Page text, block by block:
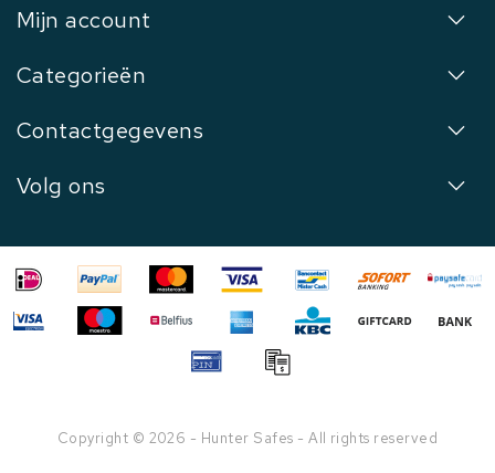
Mijn account
Categorieën
Contactgegevens
Volg ons
Copyright © 2026 - Hunter Safes - All rights reserved